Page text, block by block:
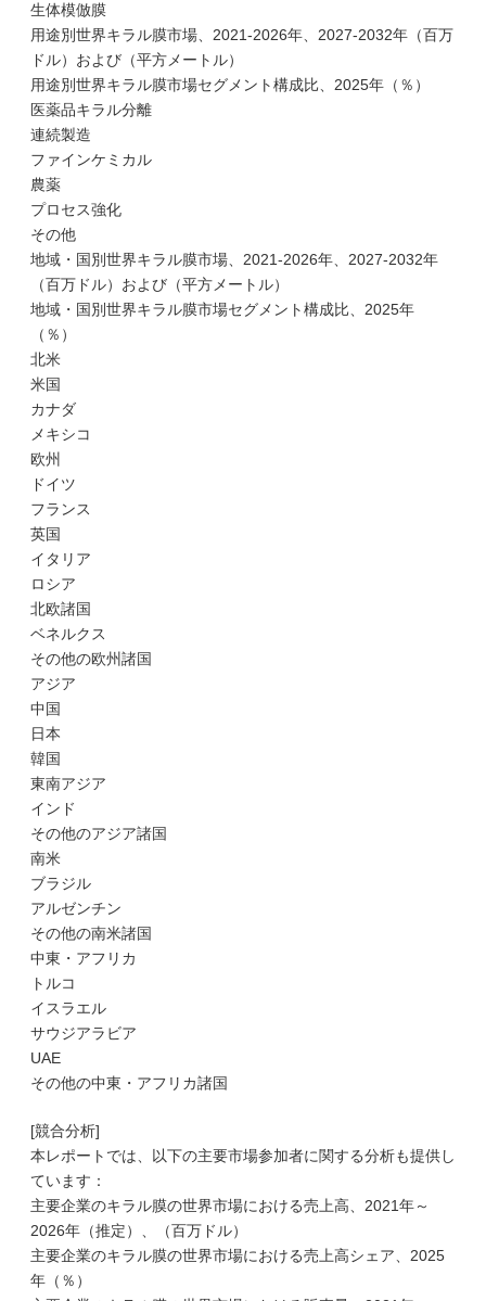
生体模倣膜
用途別世界キラル膜市場、2021-2026年、2027-2032年（百万
ドル）および（平方メートル）
用途別世界キラル膜市場セグメント構成比、2025年（％）
医薬品キラル分離
連続製造
ファインケミカル
農薬
プロセス強化
その他
地域・国別世界キラル膜市場、2021-2026年、2027-2032年
（百万ドル）および（平方メートル）
地域・国別世界キラル膜市場セグメント構成比、2025年
（％）
北米
米国
カナダ
メキシコ
欧州
ドイツ
フランス
英国
イタリア
ロシア
北欧諸国
ベネルクス
その他の欧州諸国
アジア
中国
日本
韓国
東南アジア
インド
その他のアジア諸国
南米
ブラジル
アルゼンチン
その他の南米諸国
中東・アフリカ
トルコ
イスラエル
サウジアラビア
UAE
その他の中東・アフリカ諸国
[競合分析]
本レポートでは、以下の主要市場参加者に関する分析も提供し
ています：
主要企業のキラル膜の世界市場における売上高、2021年～
2026年（推定）、（百万ドル）
主要企業のキラル膜の世界市場における売上高シェア、2025
年（％）